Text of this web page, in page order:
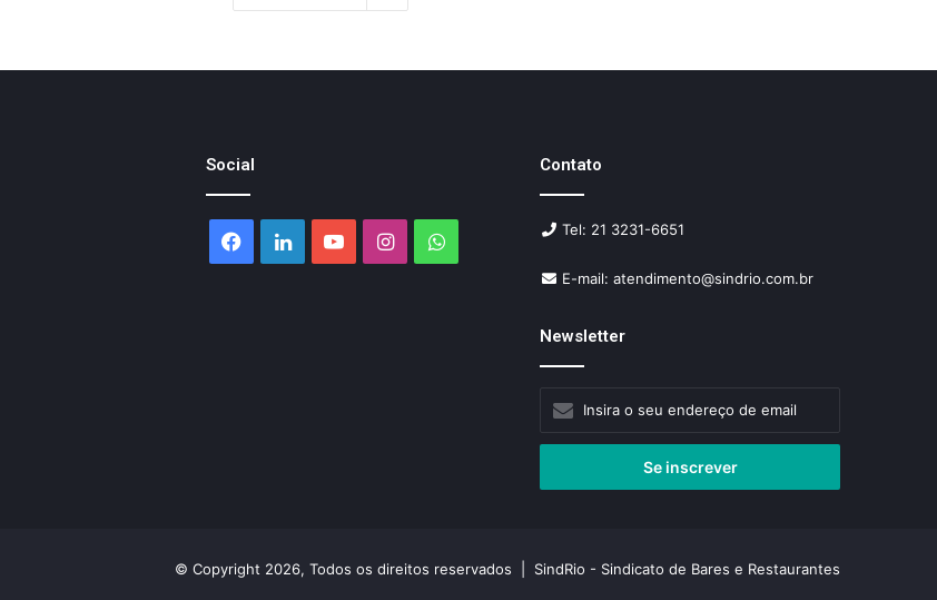
Social
Facebook
LinkedinYouTubeInstagramWhatsApp
Contato
Tel: 21 3231-6651
E-mail: atendimento@sindrio.com.br
Newsletter
seu
de
© Copyright 2026, Todos os direitos reservados | SindRio - Sindicato de Bares e Restaurantes